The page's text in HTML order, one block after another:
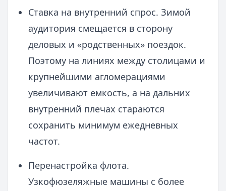
Ставка на внутренний спрос. Зимой
аудитория смещается в сторону
деловых и «родственных» поездок.
Поэтому на линиях между столицами и
крупнейшими агломерациями
увеличивают емкость, а на дальних
внутренний плечах стараются
сохранить минимум ежедневных
частот.
Перенастройка флотa.
Узкофюзеляжные машины с более